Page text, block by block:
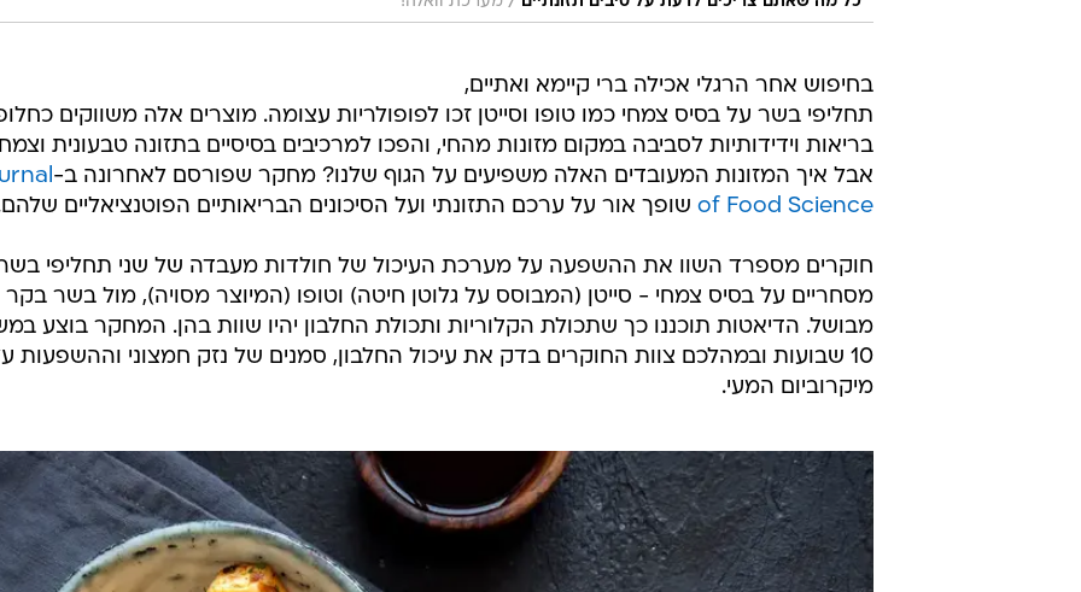
בחיפוש אחר הרגלי אכילה ברי קיימא ואתיים,
תחליפי בשר על בסיס צמחי כמו טופו וסייטן זכו לפופולריות עצומה. מוצרים אלה משווקים
בריאות וידידותיות לסביבה במקום מזונות מהחי, והפכו למרכיבים בסיסיים בתזונה טבעונית
אבל איך המזונות המעובדים האלה משפיעים על הגוף שלנו? מחקר שפורסם לאחרונה ב-
of Food Science שופך אור על ערכם התזונתי ועל הסיכונים הבריאותיים הפוטנציאליים
חוקרים מספרד השוו את ההשפעה על מערכת העיכול של חולדות מעבדה של שני תחליפי
מסחריים על בסיס צמחי - סייטן (המבוסס על גלוטן חיטה) וטופו (המיוצר מסויה), מול בשר בקר
מבושל. הדיאטות תוכננו כך שתכולת הקלוריות ותכולת החלבון יהיו שוות בהן. המחקר בוצע
10 שבועות ובמהלכם צוות החוקרים בדק את עיכול החלבון, סמנים של נזק חמצוני וההשפעות
מיקרוביום המעי.